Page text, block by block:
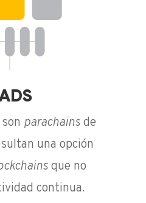
son parachainsde
una opción
que no
continua.